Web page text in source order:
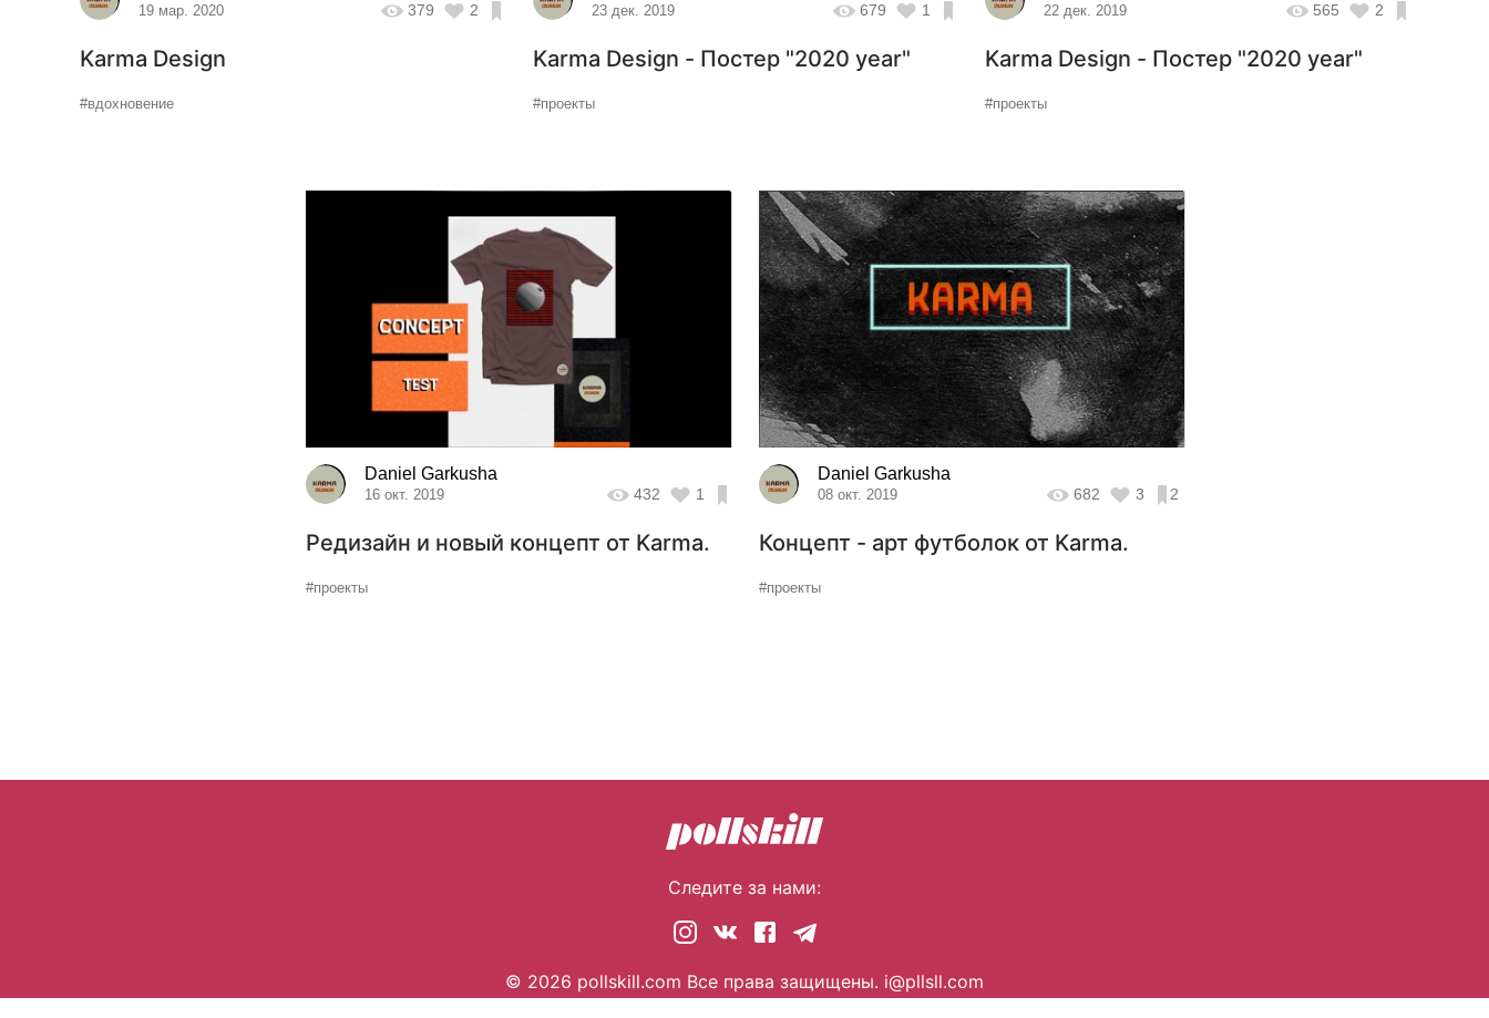
19 мар. 2020 379 2
Karma Design
#вдохновение
23 дек. 2019 679 1
Karma Design - Постер "2020 year"
#проекты
22 дек. 2019 565 2
Karma Design - Постер "2020 year"
#проекты
Daniel Garkusha
16 окт. 2019 432 1
Редизайн и новый концепт от Karma.
#проекты
Daniel Garkusha
08 окт. 2019 682 3 2
Концепт - арт футболок от Karma.
#проекты
Следите за нами:
© 2026 pollskill.com Все права защищены. i@pllsll.com